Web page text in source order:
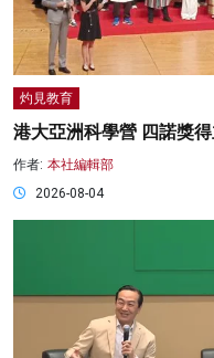
灼見教育
港大亞洲科學營 四諾獎
作者: 本社編輯部
2026-08-04